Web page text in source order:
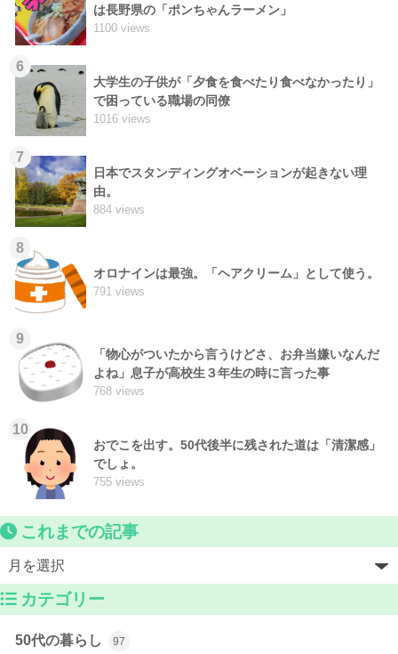
は長野県の「ポンちゃんラーメン」
1100 views
6
大学生の子供が「夕食を食べたり食べなかったり」
で困っている職場の同僚
1016 views
7
日本でスタンディングオベーションが起きない理
由。
884 views
8
オロナインは最強。「ヘアクリーム」として使う。
791 views
9
「物心がついたから言うけどさ、お弁当嫌いなんだ
よね」息子が高校生３年生の時に言った事
768 views
10
おでこを出す。50代後半に残された道は「清潔感」
でしょ。
755 views
これまでの記事
カテゴリー
50代の暮らし 97